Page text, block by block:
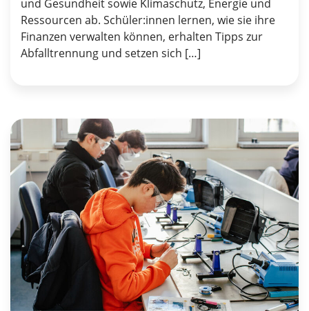
und Gesundheit sowie Klimaschutz, Energie und
Ressourcen ab. Schüler:innen lernen, wie sie ihre
Finanzen verwalten können, erhalten Tipps zur
Abfalltrennung und setzen sich […]